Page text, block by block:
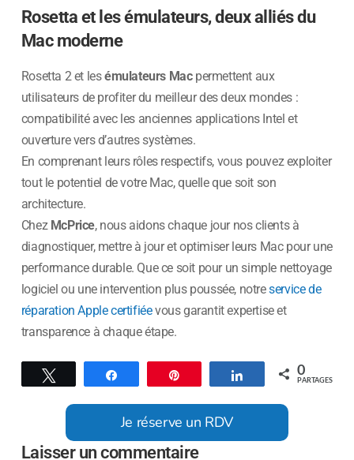
Rosetta et les émulateurs, deux alliés du
Mac moderne
Rosetta 2 et lesémulateurs Macpermettent aux
utilisateurs de profiter du meilleur des deux mondes :
compatibilité avec les anciennes applications Intel et
ouverture vers d’autres systèmes.
En comprenant leurs rôles respectifs, vous pouvez exploiter
tout le potentiel de votre Mac, quelle que soit son
architecture.
Chez McPrice, nous aidons chaque jour nos clients à
diagnostiquer, mettre à jour et optimiser leurs Mac pour une
performance durable. Que ce soit pour un simple nettoyage
logiciel ou une intervention plus poussée, notreservice de
réparation Apple certifiéevous garantit expertise et
transparence à chaque étape.
Partagez 0
PARTAGES
Je réserve un RDV
Laisser un commentaire